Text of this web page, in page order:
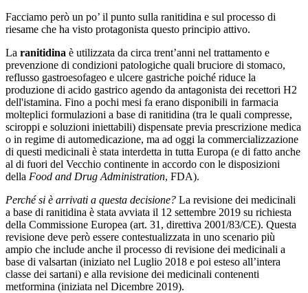
Facciamo però un po’ il punto sulla ranitidina e sul processo di
riesame che ha visto protagonista questo principio attivo.
La ranitidina è utilizzata da circa trent’anni nel trattamento e
prevenzione di condizioni patologiche quali bruciore di stomaco,
reflusso gastroesofageo e ulcere gastriche poiché riduce la
produzione di acido gastrico agendo da antagonista dei recettori H2
dell'istamina. Fino a pochi mesi fa erano disponibili in farmacia
molteplici formulazioni a base di ranitidina (tra le quali compresse,
sciroppi e soluzioni iniettabili) dispensate previa prescrizione medica
o in regime di automedicazione, ma ad oggi la commercializzazione
di questi medicinali è stata interdetta in tutta Europa (e di fatto anche
al di fuori del Vecchio continente in accordo con le disposizioni
della Food and Drug Administration, FDA).
Perché si è arrivati a questa decisione? La revisione dei medicinali
a base di ranitidina è stata avviata il 12 settembre 2019 su richiesta
della Commissione Europea (art. 31, direttiva 2001/83/CE). Questa
revisione deve però essere contestualizzata in uno scenario più
ampio che include anche il processo di revisione dei medicinali a
base di valsartan (iniziato nel Luglio 2018 e poi esteso all’intera
classe dei sartani) e alla revisione dei medicinali contenenti
metformina (iniziata nel Dicembre 2019).